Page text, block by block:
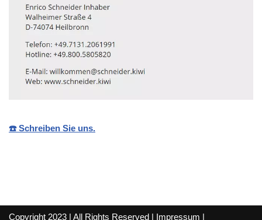
☎️ Schreiben Sie uns.
Copyright 2023 | All Rights Reserved | Impressum |